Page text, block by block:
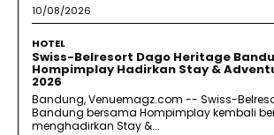
10/08/2026
HOTEL
Swiss-Belresort Dago Heritage
Hompimplay Hadirkan Stay &
2026
Bandung, Venuemagz.com -- Swiss-
Bandung bersama Hompimplay kembali
menghadirkan Stay &...